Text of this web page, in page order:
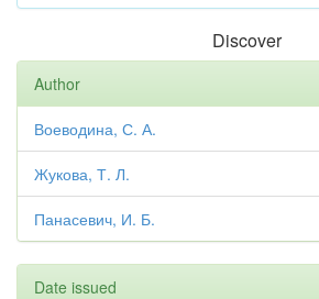
Discover
Author
Воеводина, С. А.
Жукова, Т. Л.
Панасевич, И. Б.
Date issued